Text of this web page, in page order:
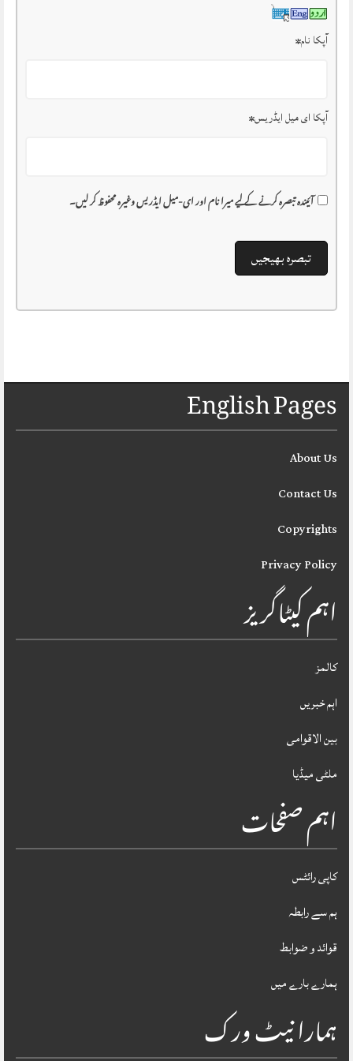
آپکا نام*
آپکا ای میل ایڈریس*
آئیندہ تبصرہ کرنے کے لیے میرا نام اور ای-میل ایڈریس وغیرہ محفوظ کر لیں۔
English Pages
About Us
Contact Us
Copyrights
Privacy Policy
اہم کیٹاگریز
کالمز
اہم خبریں
بین الاقوامی
ملٹی میڈیا
اہم صفحات
کاپی رائٹس
ہم سے رابطہ
قوائد و ضوابط
ہمارے بارے میں
ہمارا نیٹ ورک